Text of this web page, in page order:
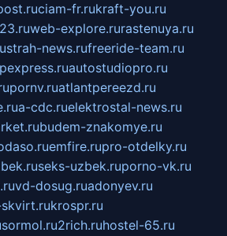
ciam-fr.rukraft-you.ru
web-explore.rurastenuya.ru
strah-news.rufreeride-team.ru
autostudiopro.ru
pornv.ruatlantpereezd.ru
a-cdc.ruelektrostal-news.ru
budem-znakomye.ru
emfire.rupro-otdelky.ru
seks-uzbek.ruporno-vk.ru
vd-dosug.ruadonyev.ru
krospr.ru
sormol.ru2rich.ruhostel-65.ru